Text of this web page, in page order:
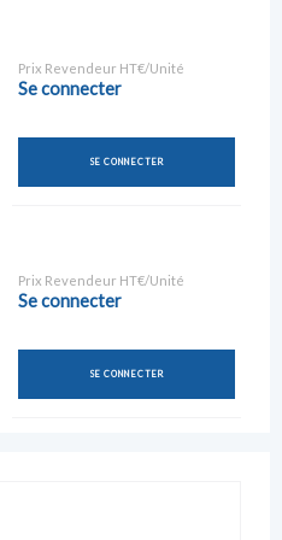
Prix Revendeur HT€/Unité
Se connecter
SE CONNECTER
Prix Revendeur HT€/Unité
Se connecter
SE CONNECTER